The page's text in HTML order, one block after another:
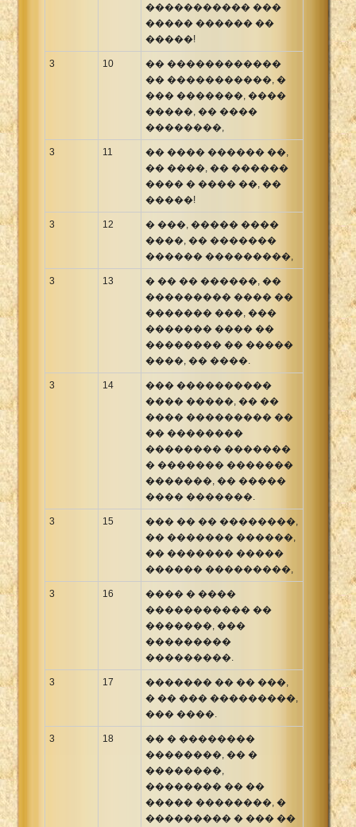
����������� ���
����� ������ ��
�����!
3 10
�� ������������
�� �����������, �
��� �������, ����
�����, �� ����
��������,
3 11
�� ���� ������ ��,
�� ����, �� ������
���� � ���� ��, ��
�����!
3 12
� ���, ����� ����
����, �� �������
������ ���������,
3 13
� �� �� ������, ��
��������� ���� ��
������� ���, ���
������� ���� ��
�������� �� �����
����, �� ����.
3 14
��� ����������
���� �����, �� ��
���� ��������� ��
�� ��������
�������� �������
� ������� �������
�������, �� �����
���� �������.
3 15
��� �� �� ��������,
�� ������� ������,
�� ������� �����
������ ���������,
3 16
���� � ����
����������� ��
�������, ���
���������
���������.
3 17
������� �� �� ���,
� �� ��� ���������,
��� ����.
3 18
�� � ��������
��������, �� �
��������,
�������� �� ��
����� ��������, �
��������� � ��� ��